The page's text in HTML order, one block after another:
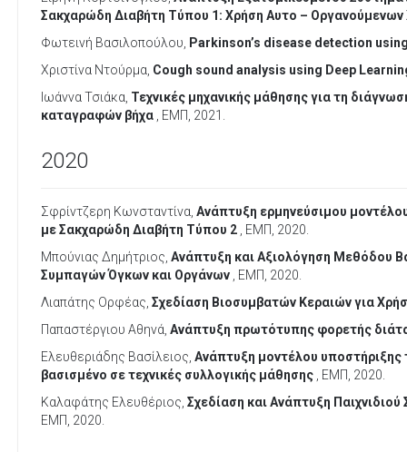
Σακχαρώδη Διαβήτη Τύπου 1: Χρήση Αυτο – Οργανούμενων
Φωτεινή Βασιλοπούλου,
Parkinson’s disease detection
Χριστίνα Ντούρμα, Cough sound analysis using Deep
Ιωάννα Τσιάκα, Τεχνικές μηχανικής μάθησης για τη
καταγραφών βήχα , ΕΜΠ, 2021.
2020
Σφρίντζερη Κωνσταντίνα, Ανάπτυξη ερμηνεύσιμου
με Σακχαρώδη Διαβήτη Τύπου 2 , ΕΜΠ, 2020.
Μπούνιας Δημήτριος, Ανάπτυξη και Αξιολόγηση Μεθόδου
Συμπαγών Όγκων και Οργάνων , ΕΜΠ, 2020.
Λιαπάτης Ορφέας, Σχεδίαση Βιοσυμβατών Κεραιών για
Παπαστέργιου Αθηνά, Ανάπτυξη πρωτότυπης φορετής
Ελευθεριάδης Βασίλειος, Ανάπτυξη μοντέλου υποστήριξης
βασισμένο σε τεχνικές συλλογικής μάθησης , ΕΜΠ, 2020.
Καλαφάτης Ελευθέριος, Σχεδίαση και Ανάπτυξη
ΕΜΠ, 2020.